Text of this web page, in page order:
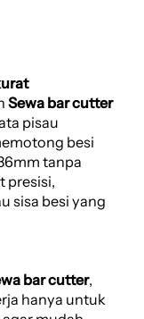
Sewa bar cutter
pisau
besi
tanpa
presisi,
sisa besi yang
bar cutter,
hanya untuk